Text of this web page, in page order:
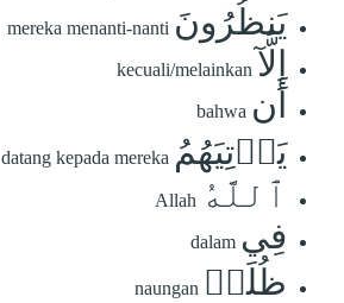
يَنظُرُونَ mereka menanti-nanti
إِلَّآ kecuali/melainkan
أَن bahwa
يَأۡتِيَهُمُ datang kepada mereka
ٱللَّهُ Allah
فِي dalam
ظُلَلٖ naungan